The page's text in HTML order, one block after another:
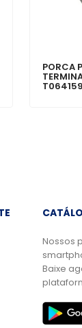
PORCA
Nossos
Baixe